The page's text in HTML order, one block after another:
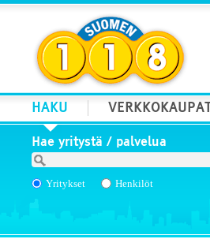
HAKU VERKKOKAUPAT
Hae yritystä / palvelua
Yritykset Henkilöt